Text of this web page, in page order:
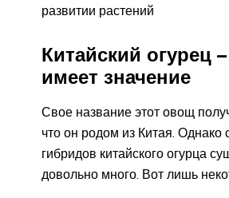
развитии растений
Китайский огурец
имеет значение
Свое название этот овощ
что он родом из Китая. Однако
гибридов китайского огурца
довольно много. Вот лишь